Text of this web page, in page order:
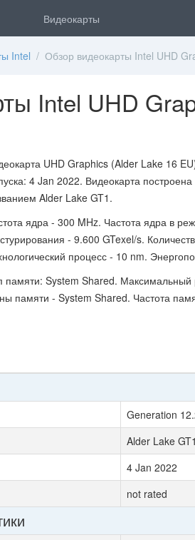
Видеокарты
Intel / Обзор видеокарты Intel UHD
Intel UHD
UHD Graphics (Alder Lake 16
4 Jan 2022. Видеокарта
Alder Lake GT1.
ядра - 300 MHz. Частота ядра в
- 9.600 GTexel/s.
процесс - 10 nm.
памяти: System Shared.
памяти - System Shared. Частота
Generation
Alder Lake GT1
4 Jan 2022
not rated